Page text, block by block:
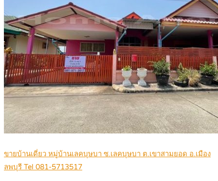
ขายบ้านเดี่ยว หมู่บ้านเลคบุษบา ซ.เลคบุษบา ต.เขาสามยอด อ.เมือง
ลพบุรี Tel 081-5713517